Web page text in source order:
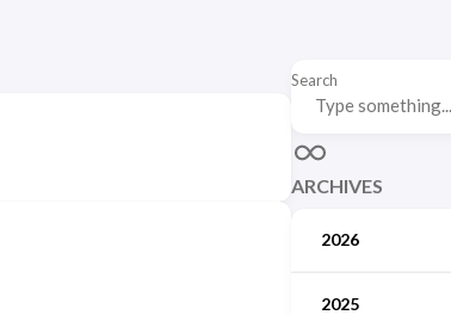
Search
ARCHIVES
2026
2025